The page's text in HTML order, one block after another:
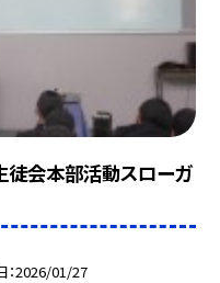
徒会本部活動スローガ
2026/01/27